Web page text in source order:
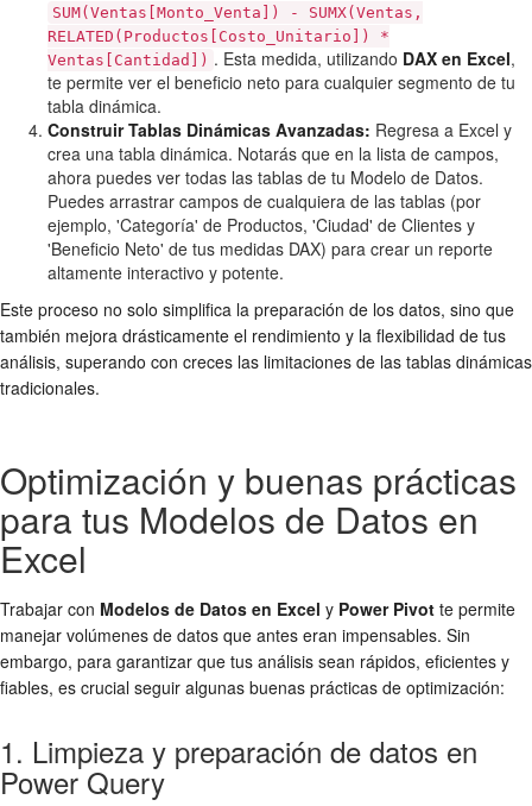
SUM(Ventas[Monto_Venta]) - SUMX(Ventas,
RELATED(Productos[Costo_Unitario]) *
Ventas[Cantidad]) . Esta medida, utilizando DAX en Excel,
te permite ver el beneficio neto para cualquier segmento de tu
tabla dinámica.
Construir Tablas Dinámicas Avanzadas: Regresa a Excel y
crea una tabla dinámica. Notarás que en la lista de campos,
ahora puedes ver todas las tablas de tu Modelo de Datos.
Puedes arrastrar campos de cualquiera de las tablas (por
ejemplo, 'Categoría' de Productos, 'Ciudad' de Clientes y
'Beneficio Neto' de tus medidas DAX) para crear un reporte
altamente interactivo y potente.
Este proceso no solo simplifica la preparación de los datos, sino que
también mejora drásticamente el rendimiento y la flexibilidad de tus
análisis, superando con creces las limitaciones de las tablas dinámicas
tradicionales.
Optimización y buenas prácticas
para tus Modelos de Datos en
Excel
Trabajar con Modelos de Datos en Excel y Power Pivot te permite
manejar volúmenes de datos que antes eran impensables. Sin
embargo, para garantizar que tus análisis sean rápidos, eficientes y
fiables, es crucial seguir algunas buenas prácticas de optimización:
1. Limpieza y preparación de datos en
Power Query